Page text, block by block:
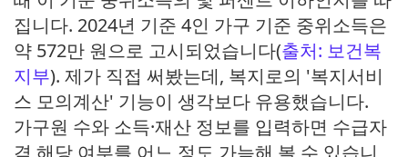
집니다. 2024년 기준 4인 가구 기준 중위소득은
약 572만 원으로 고시되었습니다(출처: 보건복
지부). 제가 직접 써봤는데, 복지로의 '복지서비
스 모의계산' 기능이 생각보다 유용했습니다.
가구원 수와 소득·재산 정보를 입력하면 수급자
격 해당 여부를 어느 정도 가늠해 볼 수 있습니